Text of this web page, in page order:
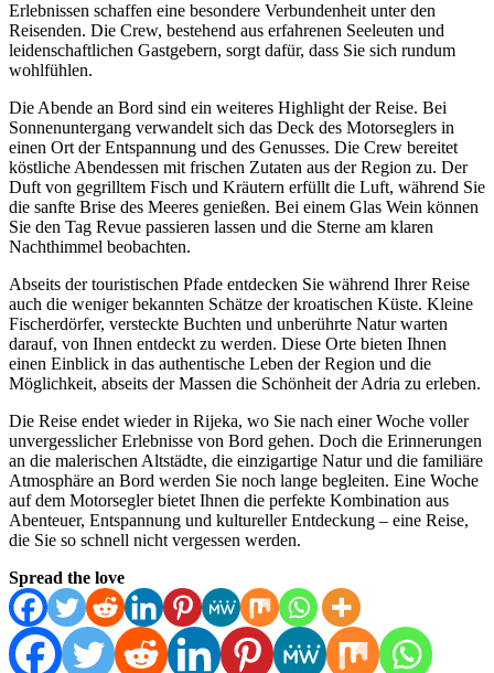
Erlebnissen schaffen eine besondere Verbundenheit unter den
Reisenden. Die Crew, bestehend aus erfahrenen Seeleuten und
leidenschaftlichen Gastgebern, sorgt dafür, dass Sie sich rundum
wohlfühlen.
Die Abende an Bord sind ein weiteres Highlight der Reise. Bei
Sonnenuntergang verwandelt sich das Deck des Motorseglers in
einen Ort der Entspannung und des Genusses. Die Crew bereitet
köstliche Abendessen mit frischen Zutaten aus der Region zu. Der
Duft von gegrilltem Fisch und Kräutern erfüllt die Luft, während Sie
die sanfte Brise des Meeres genießen. Bei einem Glas Wein können
Sie den Tag Revue passieren lassen und die Sterne am klaren
Nachthimmel beobachten.
Abseits der touristischen Pfade entdecken Sie während Ihrer Reise
auch die weniger bekannten Schätze der kroatischen Küste. Kleine
Fischerdörfer, versteckte Buchten und unberührte Natur warten
darauf, von Ihnen entdeckt zu werden. Diese Orte bieten Ihnen
einen Einblick in das authentische Leben der Region und die
Möglichkeit, abseits der Massen die Schönheit der Adria zu erleben.
Die Reise endet wieder in Rijeka, wo Sie nach einer Woche voller
unvergesslicher Erlebnisse von Bord gehen. Doch die Erinnerungen
an die malerischen Altstädte, die einzigartige Natur und die familiäre
Atmosphäre an Bord werden Sie noch lange begleiten. Eine Woche
auf dem Motorsegler bietet Ihnen die perfekte Kombination aus
Abenteuer, Entspannung und kultureller Entdeckung – eine Reise,
die Sie so schnell nicht vergessen werden.
Spread the love